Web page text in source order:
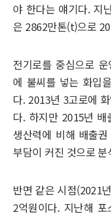
야 한다는 얘기다. 지
은 2862만톤(t)으로
전기로를 중심으로
에 불씨를 넣는 화입
다. 2013년 3고로에
다. 하지만 2015년 배
생산력에 비해 배출
부담이 커진 것으로 분
반면 같은 시점(2021
2억원이다. 지난해